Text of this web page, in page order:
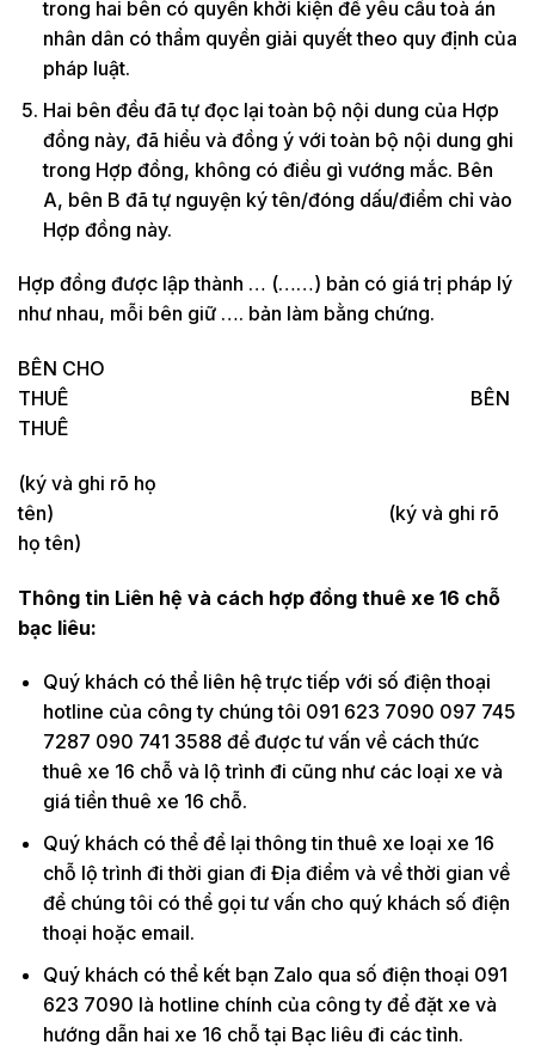
trong hai bên có quyền khởi kiện để yêu cầu toà án
nhân dân có thẩm quyền giải quyết theo quy định của
pháp luật.
Hai bên đều đã tự đọc lại toàn bộ nội dung của Hợp
đồng này, đã hiểu và đồng ý với toàn bộ nội dung ghi
trong Hợp đồng, không có điều gì vướng mắc. Bên
A, bên B đã tự nguyện ký tên/đóng dấu/điểm chỉ vào
Hợp đồng này.
Hợp đồng được lập thành … (……) bản có giá trị pháp lý
như nhau, mỗi bên giữ …. bản làm bằng chứng.
BÊN CHO
THUÊ BÊN
THUÊ
(ký và ghi rõ họ
tên) (ký và ghi rõ
họ tên)
Thông tin Liên hệ và cách hợp đồng thuê xe 16 chỗ
bạc liêu:
Quý khách có thể liên hệ trực tiếp với số điện thoại
hotline của công ty chúng tôi 091 623 7090 097 745
7287 090 741 3588 để được tư vấn về cách thức
thuê xe 16 chỗ và lộ trình đi cũng như các loại xe và
giá tiền thuê xe 16 chỗ.
Quý khách có thể để lại thông tin thuê xe loại xe 16
chỗ lộ trình đi thời gian đi Địa điểm và về thời gian về
để chúng tôi có thể gọi tư vấn cho quý khách số điện
thoại hoặc email.
Quý khách có thể kết bạn Zalo qua số điện thoại 091
623 7090 là hotline chính của công ty để đặt xe và
hướng dẫn hai xe 16 chỗ tại Bạc liêu đi các tỉnh.